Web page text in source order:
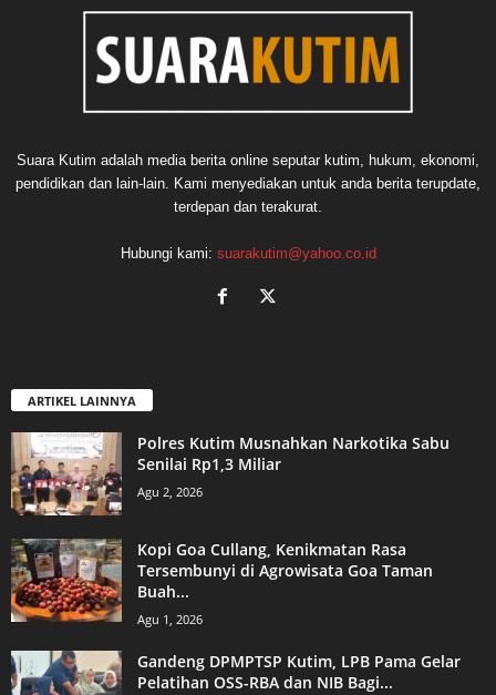
Suara Kutim adalah media berita online seputar kutim, hukum, ekonomi,
pendidikan dan lain-lain. Kami menyediakan untuk anda berita terupdate,
terdepan dan terakurat.
Hubungi kami: suarakutim@yahoo.co.id
ARTIKEL LAINNYA
Polres Kutim Musnahkan Narkotika Sabu
Senilai Rp1,3 Miliar
Agu 2, 2026
Kopi Goa Cullang, Kenikmatan Rasa
Tersembunyi di Agrowisata Goa Taman
Buah...
Agu 1, 2026
Gandeng DPMPTSP Kutim, LPB Pama Gelar
Pelatihan OSS-RBA dan NIB Bagi...